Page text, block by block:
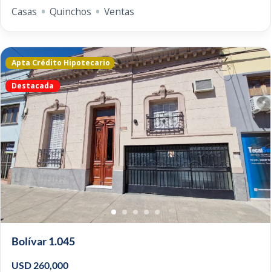
Casas Quinchos Ventas
Apta Crédito Hipotecario
Destacada
Bolívar 1.045
USD 260,000